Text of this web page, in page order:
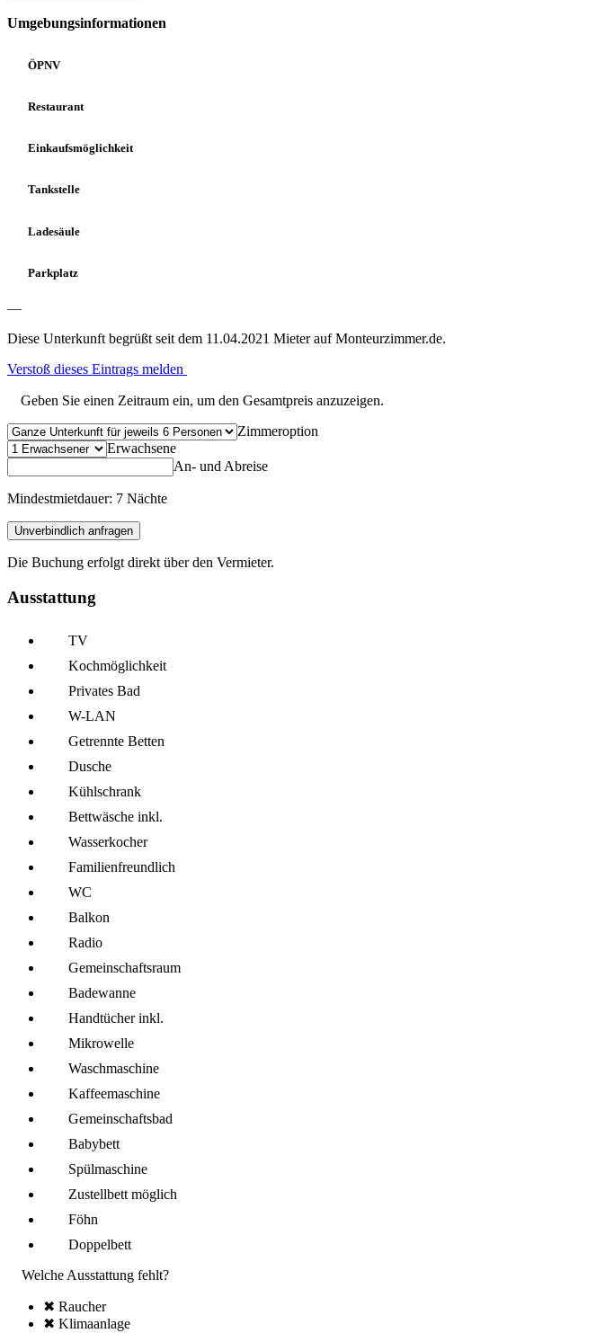
Umgebungsinformationen
ÖPNV
Restaurant
Einkaufsmöglichkeit
Tankstelle
Ladesäule
Parkplatz
—
Diese Unterkunft begrüßt seit dem 11.04.2021 Mieter auf Monteurzimmer.de.
Verstoß dieses Eintrags melden
Geben Sie einen Zeitraum ein, um den Gesamtpreis anzuzeigen.
Zimmeroption
Erwachsene
An- und Abreise
Mindestmietdauer: 7 Nächte
Unverbindlich anfragen
Die Buchung erfolgt direkt über den Vermieter.
Ausstattung
TV
Kochmöglich­keit
Privates Bad
W-LAN
Getrennte Betten
Dusche
Kühl­schrank
Bettwäsche inkl.
Wasserkocher
Familien­freundlich
WC
Balkon
Radio
Gemeinschafts­raum
Badewanne
Handtücher inkl.
Mikro­welle
Wasch­maschine
Kaffee­maschine
Gemeinschafts­bad
Babybett
Spül­maschine
Zustellbett möglich
Föhn
Doppelbett
Welche Ausstattung fehlt?
✖ Raucher
✖ Klima­anlage